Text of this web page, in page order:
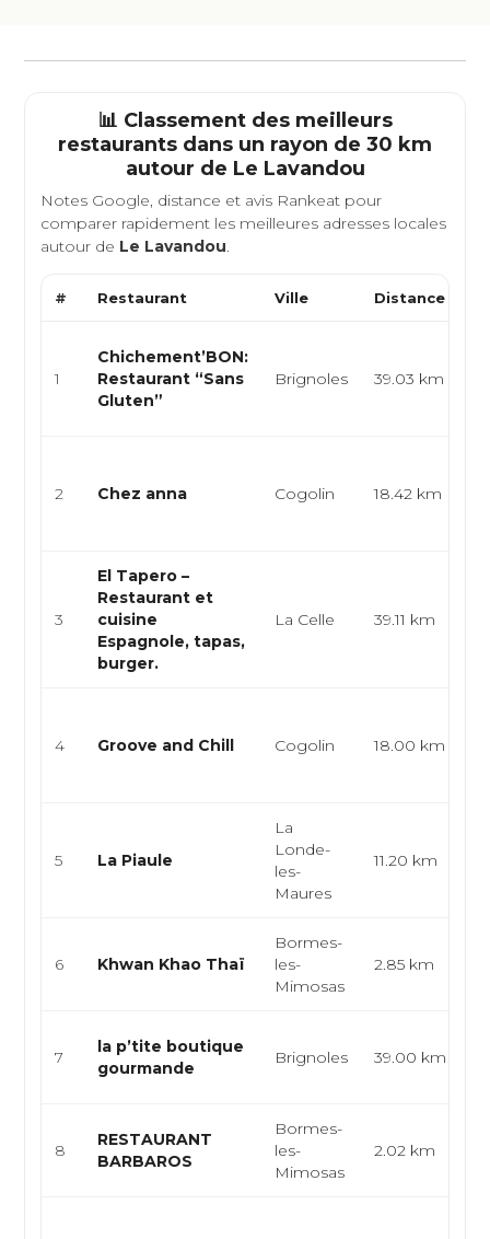
📊 Classement des meilleurs
restaurants dans un rayon de 30 km
autour de Le Lavandou
Notes Google, distance et avis Rankeat pour
comparer rapidement les meilleures adresses locales
autour de Le Lavandou.
# Restaurant Ville Distance
1
Chichement’BON:
Restaurant “Sans
Gluten”
Brignoles 39.03 km
2 Chez anna Cogolin 18.42 km
3
El Tapero –
Restaurant et
cuisine
Espagnole, tapas,
burger.
La Celle 39.11 km
4 Groove and Chill Cogolin 18.00 km
5 La Piaule
La
Londe-
les-
Maures
11.20 km
6 Khwan Khao Thaï
Bormes-
les-
Mimosas
2.85 km
7
la p’tite boutique
gourmande
Brignoles 39.00 km
8
RESTAURANT
BARBAROS
Bormes-
les-
Mimosas
2.02 km